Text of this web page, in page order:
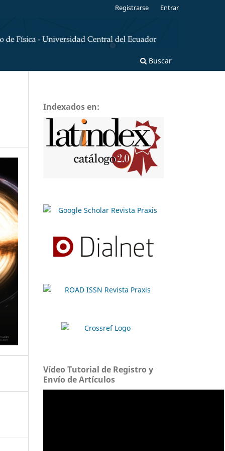
Buscar
Registrarse Entrar
Indexados en:
Vídeo Tutorial de Registro y
Envío de Artículos